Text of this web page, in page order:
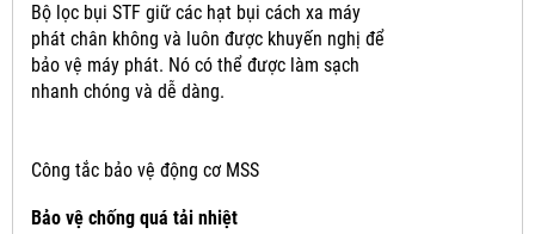
Bộ lọc bụi STF giữ các hạt bụi cách xa máy
phát chân không và luôn được khuyến nghị để
bảo vệ máy phát. Nó có thể được làm sạch
nhanh chóng và dễ dàng.
Công tắc bảo vệ động cơ MSS
Bảo vệ chống quá tải nhiệt